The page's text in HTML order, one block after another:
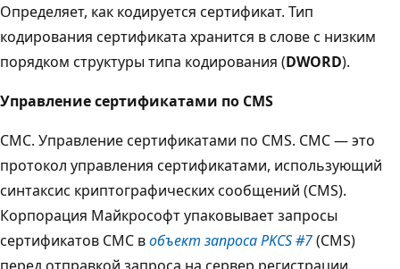
Определяет, как кодируется сертификат. Тип
кодирования сертификата хранится в слове с низким
порядком структуры типа кодирования (DWORD).
Управление сертификатами по CMS
CMC. Управление сертификатами по CMS. CMC — это
протокол управления сертификатами, использующий
синтаксис криптографических сообщений (CMS).
Корпорация Майкрософт упаковывает запросы
сертификатов CMC вобъект запроса PKCS #7(CMS)
перед отправкой запроса на сервер регистрации.